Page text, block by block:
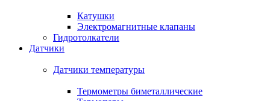
Катушки
Электромагнитные клапаны
Гидротолкатели
Датчики
Датчики температуры
Термометры биметаллические